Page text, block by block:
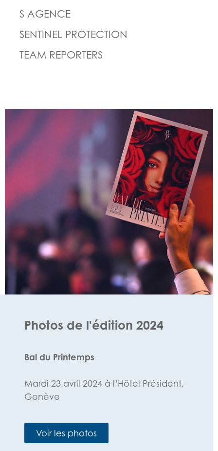
S AGENCE
SENTINEL PROTECTION
TEAM REPORTERS
Photos de l'édition 2024
Bal du Printemps
Mardi 23 avril 2024 à l’Hôtel Président,
Genève
Voir les photos